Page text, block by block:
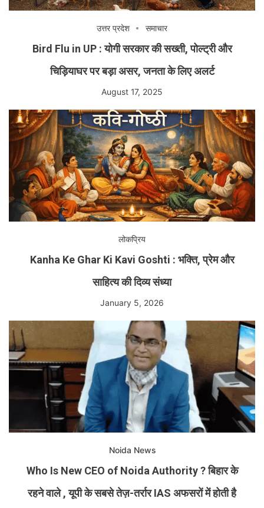
उत्तर प्रदेश समाचार
Bird Flu in UP : योगी सरकार की सख्ती, पोल्ट्री और
चिड़ियाघर पर बड़ा असर, जनता के लिए अलर्ट
August 17, 2025
लोकप्रिय
Kanha Ke Ghar Ki Kavi Goshti : भक्ति, प्रेम और
साहित्य की दिव्य संध्या
January 5, 2026
Noida News
Who Is New CEO of Noida Authority ? बिहार के
रहने वाले , यूपी के सबसे तेज़-तर्रार IAS अफसरों में होती है